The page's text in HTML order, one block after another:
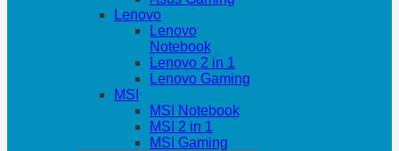
Lenovo
Lenovo
Notebook
Lenovo 2 in 1
Lenovo Gaming
MSI
MSI Notebook
MSI 2 in 1
MSI Gaming